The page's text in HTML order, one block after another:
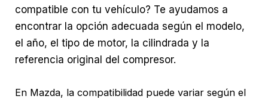
compatible con tu vehículo? Te ayudamos a
encontrar la opción adecuada según el modelo,
el año, el tipo de motor, la cilindrada y la
referencia original del compresor.
En Mazda, la compatibilidad puede variar según el